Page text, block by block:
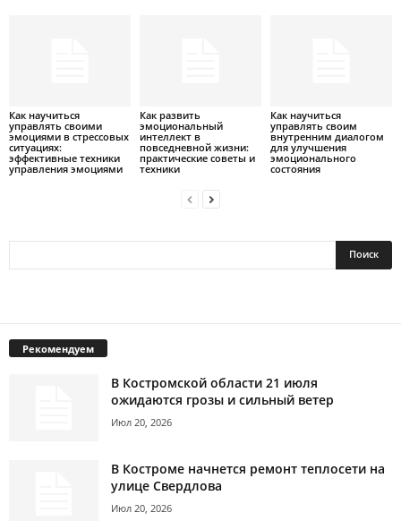
Как научиться
управлять своими
эмоциями в стрессовых
ситуациях:
эффективные техники
управления эмоциями
Как развить
эмоциональный
интеллект в
повседневной жизни:
практические советы и
техники
Как научиться
управлять своим
внутренним диалогом
для улучшения
эмоционального
состояния
Рекомендуем
В Костромской области 21 июля
ожидаются грозы и сильный ветер
Июл 20, 2026
В Костроме начнется ремонт теплосети на
улице Свердлова
Июл 20, 2026